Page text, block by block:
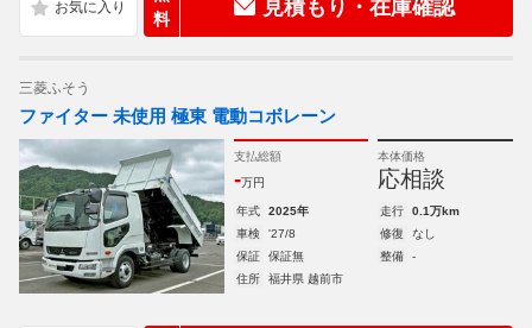
料
見積もり・在庫確認
三菱ふそう
ファイター 未使用 極東 電動コボレーン
支払総額
-万円
本体価格
応相談
年式 2025年 走行
0.1万km
車検
'27/8 修復
なし
保証
保証無 整備
-
住所
福井県 越前市